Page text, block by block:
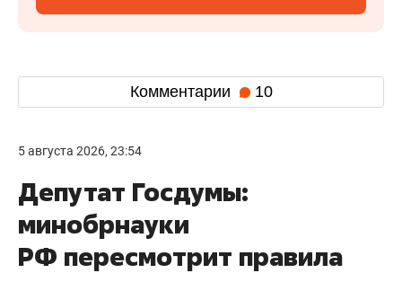
Комментарии 10
5 августа 2026, 23:54
Депутат Госдумы:
минобрнауки
РФ пересмотрит правила